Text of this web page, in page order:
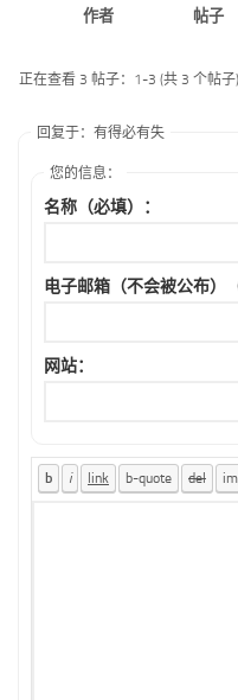
作者 帖子
正在查看 3 帖子：1-3 (共 3 个帖子)
回复于：有得必有失
您的信息：
名称（必填）：
电子邮箱（不会被公布）
网站：